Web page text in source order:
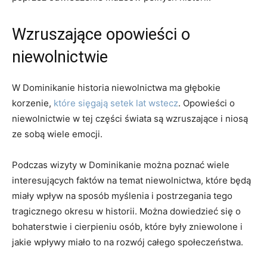
Wzruszające opowieści o
⁤niewolnictwie
W Dominikanie historia niewolnictwa‍ ma głębokie
korzenie, które sięgają setek‍ lat wstecz.⁣ Opowieści o
niewolnictwie w tej⁤ części⁢ świata⁣ są wzruszające i niosą
ze‌ sobą wiele emocji.
Podczas wizyty w Dominikanie można⁣ poznać wiele
interesujących faktów​ na temat ​niewolnictwa, które będą
miały wpływ na sposób myślenia ​i postrzegania ⁣tego
tragicznego okresu​ w historii.⁤ Można dowiedzieć się o⁤
bohaterstwie i cierpieniu osób, ‍które ⁤były zniewolone i ​
jakie ‌wpływy⁣ miało to ​na‌ rozwój całego społeczeństwa.